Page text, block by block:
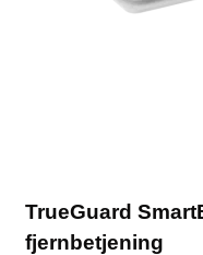
TrueGuard
fjernbetjening